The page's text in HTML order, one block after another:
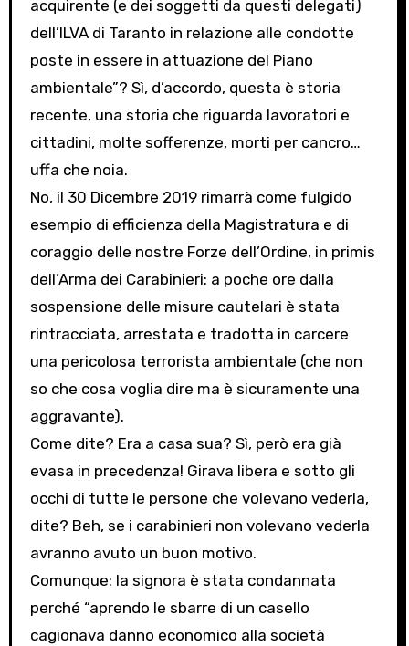
acquirente (e dei soggetti da questi delegati)
dell’ILVA di Taranto in relazione alle condotte
poste in essere in attuazione del Piano
ambientale”? Sì, d’accordo, questa è storia
recente, una storia che riguarda lavoratori e
cittadini, molte sofferenze, morti per cancro…
uffa che noia.
No, il 30 Dicembre 2019 rimarrà come fulgido
esempio di efficienza della Magistratura e di
coraggio delle nostre Forze dell’Ordine, in primis
dell’Arma dei Carabinieri: a poche ore dalla
sospensione delle misure cautelari è stata
rintracciata, arrestata e tradotta in carcere
una pericolosa terrorista ambientale (che non
so che cosa voglia dire ma è sicuramente una
aggravante).
Come dite? Era a casa sua? Sì, però era già
evasa in precedenza! Girava libera e sotto gli
occhi di tutte le persone che volevano vederla,
dite? Beh, se i carabinieri non volevano vederla
avranno avuto un buon motivo.
Comunque: la signora è stata condannata
perché “aprendo le sbarre di un casello
cagionava danno economico alla società